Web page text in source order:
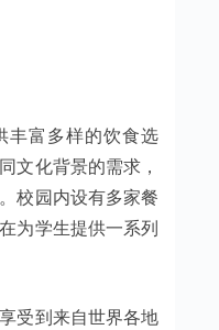
丰富多样的饮食选
文化背景的需求，
校园内设有多家餐
为学生提供一系列
受到来自世界各地